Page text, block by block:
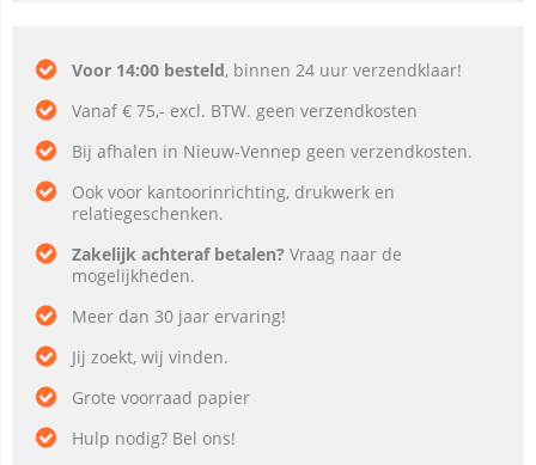
Voor 14:00 besteld, binnen 24 uur verzendklaar!
Vanaf € 75,- excl. BTW. geen verzendkosten
Bij afhalen in Nieuw-Vennep geen verzendkosten.
Ook voor kantoorinrichting, drukwerk en
relatiegeschenken.
Zakelijk achteraf betalen? Vraag naar de
mogelijkheden.
Meer dan 30 jaar ervaring!
Jij zoekt, wij vinden.
Grote voorraad papier
Hulp nodig? Bel ons!